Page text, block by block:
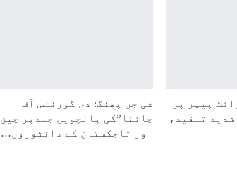
پیپر پر
تنقید،
شی جن پھنگ: دی گورننس آف
چائنا”کی پانچویں جلدپر چین
اور تاجکستان کے دانشوروں…